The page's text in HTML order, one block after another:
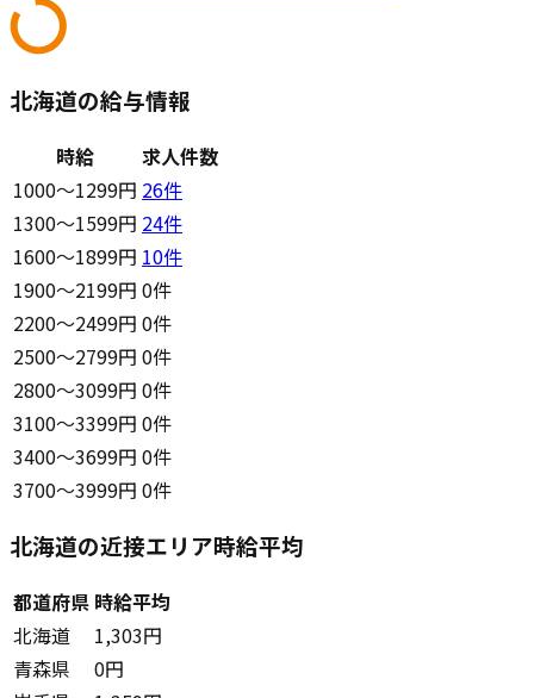
北海道の給与情報
時給
求人件数
1000〜1299円 26件
1300〜1599円 24件
1600〜1899円 10件
1900〜2199円 0件
2200〜2499円 0件
2500〜2799円 0件
2800〜3099円 0件
3100〜3399円 0件
3400〜3699円 0件
3700〜3999円 0件
北海道の近接エリア時給平均
都道府県 時給平均
北海道
1,303円
青森県
0円